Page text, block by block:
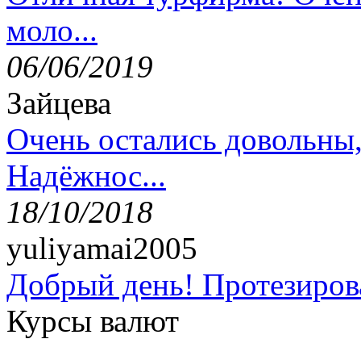
моло...
06/06/2019
Зайцева
Очень остались
Надёжнос...
18/10/2018
yuliyamai2005
Добрый день!
Курсы валют